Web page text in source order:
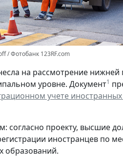
/ Фотобанк 123RF.com
на рассмотрение
уровне. Документ1
учете
проекту, высшие
иностранцев по
образований.